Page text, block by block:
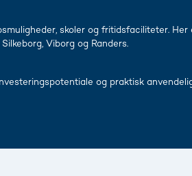
skoler og fritidsfaciliteter.
Viborg og Randers.
og praktisk